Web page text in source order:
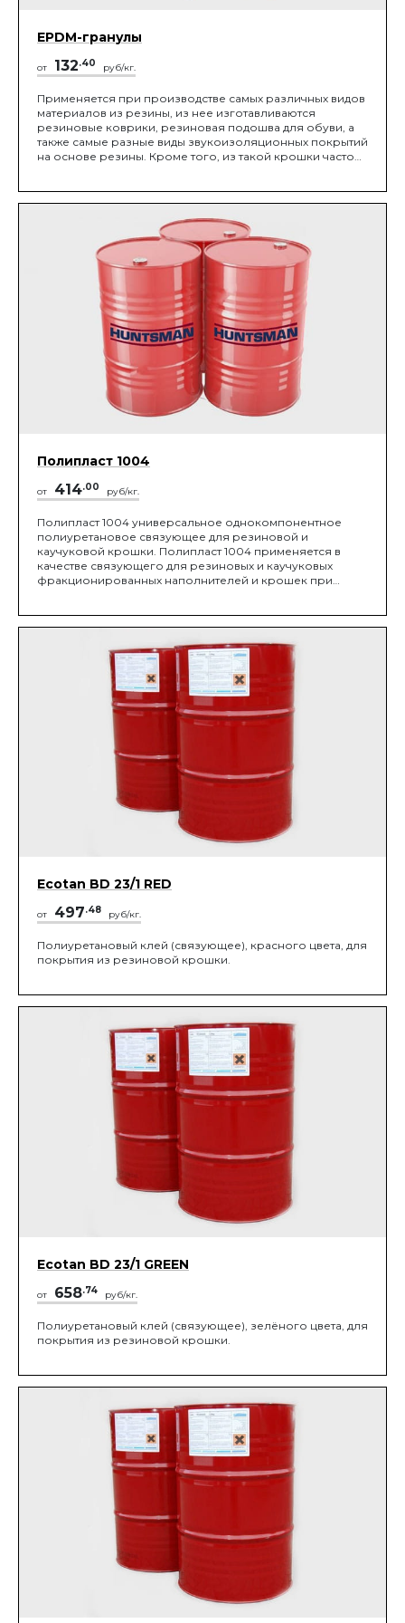
EPDM-гранулы
от 132.40 руб/кг.
Применяется при производстве самых различных видов
материалов из резины, из нее изготавливаются
резиновые коврики, резиновая подошва для обуви, а
также самые разные виды звукоизоляционных покрытий
на основе резины. Кроме того, из такой крошки часто
Полипласт 1004
от 414.00 руб/кг.
Полипласт 1004 универсальное однокомпонентное
полиуретановое связующее для резиновой и
каучуковой крошки. Полипласт 1004 применяется в
качестве связующего для резиновых и каучуковых
фракционированных наполнителей и крошек при
лестницах и пандусах, в помещениях для содержания
домашних и сельскохозяйственных животных и т.д.
Ecotan BD 23/1 RED
от 497.48 руб/кг.
Полиуретановый клей (связующее), красного цвета, для
покрытия из резиновой крошки.
Ecotan BD 23/1 GREEN
от 658.74 руб/кг.
Полиуретановый клей (связующее), зелёного цвета, для
покрытия из резиновой крошки.